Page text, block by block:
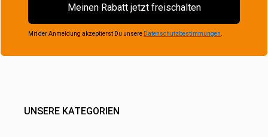
Meinen Rabatt jetzt freischalten
Mit der Anmeldung akzeptierst Du unsere Datenschutzbestimmungen
UNSERE KATEGORIEN